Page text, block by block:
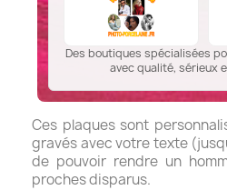
Des boutiques spécialisées
avec qualité, sérieux
Ces plaques sont
gravés avec votre texte
de pouvoir rendre un
proches disparus.